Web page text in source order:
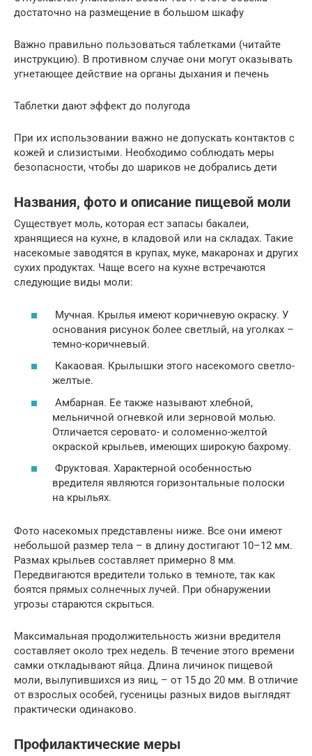
достаточно на размещение в большом шкафу
Важно правильно пользоваться таблетками (читайте
инструкцию). В противном случае они могут оказывать
угнетающее действие на органы дыхания и печень
Таблетки дают эффект до полугода
При их использовании важно не допускать контактов с
кожей и слизистыми. Необходимо соблюдать меры
безопасности, чтобы до шариков не добрались дети
Названия, фото и описание пищевой моли
Существует моль, которая ест запасы бакалеи,
хранящиеся на кухне, в кладовой или на складах. Такие
насекомые заводятся в крупах, муке, макаронах и других
сухих продуктах. Чаще всего на кухне встречаются
следующие виды моли:
Мучная. Крылья имеют коричневую окраску. У
основания рисунок более светлый, на уголках –
темно-коричневый.
Какаовая. Крылышки этого насекомого светло-
желтые.
Амбарная. Ее также называют хлебной,
мельничной огневкой или зерновой молью.
Отличается серовато- и соломенно-желтой
окраской крыльев, имеющих широкую бахрому.
Фруктовая. Характерной особенностью
вредителя являются горизонтальные полоски
на крыльях.
Фото насекомых представлены ниже. Все они имеют
небольшой размер тела – в длину достигают 10–12 мм.
Размах крыльев составляет примерно 8 мм.
Передвигаются вредители только в темноте, так как
боятся прямых солнечных лучей. При обнаружении
угрозы стараются скрыться.
Максимальная продолжительность жизни вредителя
составляет около трех недель. В течение этого времени
самки откладывают яйца. Длина личинок пищевой
моли, вылупившихся из яиц, – от 15 до 20 мм. В отличие
от взрослых особей, гусеницы разных видов выглядят
практически одинаково.
Профилактические меры